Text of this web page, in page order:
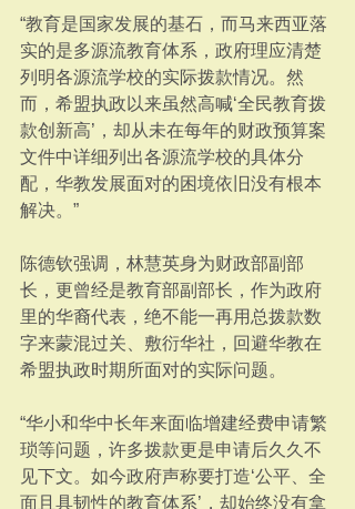
“教育是国家发展的基石，而马来西亚落
实的是多源流教育体系，政府理应清楚
列明各源流学校的实际拨款情况。然
而，希盟执政以来虽然高喊‘全民教育拨
款创新高’，却从未在每年的财政预算案
文件中详细列出各源流学校的具体分
配，华教发展面对的困境依旧没有根本
解决。”
陈德钦强调，林慧英身为财政部副部
长，更曾经是教育部副部长，作为政府
里的华裔代表，绝不能一再用总拨款数
字来蒙混过关、敷衍华社，回避华教在
希盟执政时期所面对的实际问题。
“华小和华中长年来面临增建经费申请繁
琐等问题，许多拨款更是申请后久久不
见下文。如今政府声称要打造‘公平、全
面且具韧性的教育体系’，却始终没有拿